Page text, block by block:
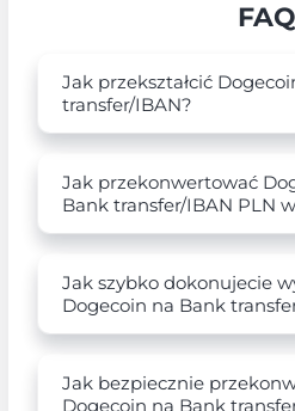
FAQ
Jak przekształcić
transfer/IBAN?
Jak przekonwertować
Bank transfer/IBAN PLN
Jak szybko dokonujecie
Dogecoin na Bank
Jak bezpiecznie
Dogecoin na Bank